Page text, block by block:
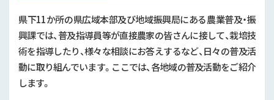
県下11か所の県広域本部及び地域振興局にある農業普及・振
興課では、普及指導員等が直接農家の皆さんに接して、栽培技
術を指導したり、様々な相談にお答えするなど、日々の普及活
動に取り組んでいます。ここでは、各地域の普及活動をご紹介
します。
気象
現地情報
2022年 (170)
2021年 (173)
2020年 (167)